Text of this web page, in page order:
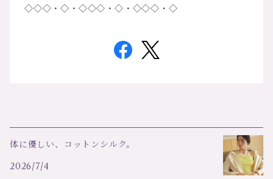
◇◇◇・◇・◇◇◇・◇・◇◇◇・◇
体に優しい、コットンシルク。
2026/7/4